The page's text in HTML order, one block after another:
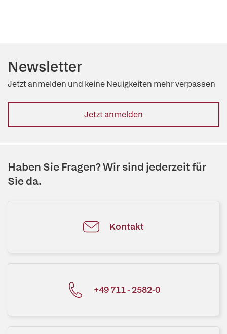
Newsletter
Jetzt anmelden und keine Neuigkeiten mehr verpassen
Jetzt anmelden
Haben Sie Fragen? Wir sind jederzeit für
Sie da.
Kontakt
+49 711 - 2582-0